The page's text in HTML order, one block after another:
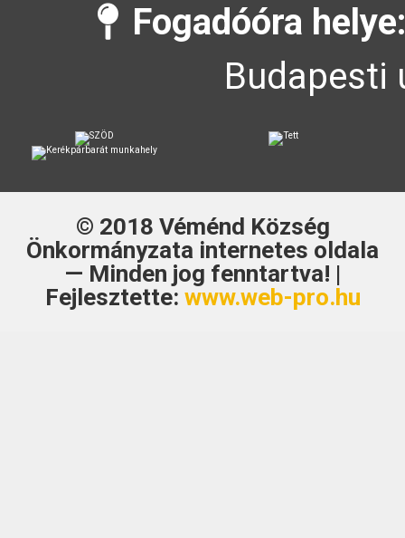
Fogadóóra
Budapesti
© 2018 Véménd Község
Önkormányzata internetes oldala
— Minden jog fenntartva! |
Fejlesztette: www.web-pro.hu